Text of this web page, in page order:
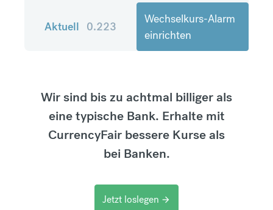
Aktuell 0.223
Wechselkurs-Alarm
einrichten
Wir sind bis zu achtmal billiger als
eine typische Bank. Erhalte mit
CurrencyFair bessere Kurse als
bei Banken.
Jetzt loslegen arrow_forward